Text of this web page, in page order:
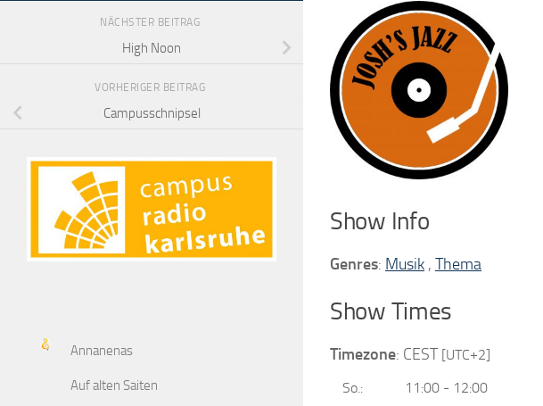
Show Info
Genres: Musik , Thema
Show Times
Timezone: CEST[UTC+2]
So. : 11:00 - 12:00
NÄCHSTER BEITRAG
High Noon
VORHERIGER BEITRAG
Campusschnipsel
Annanenas
Auf alten Saiten